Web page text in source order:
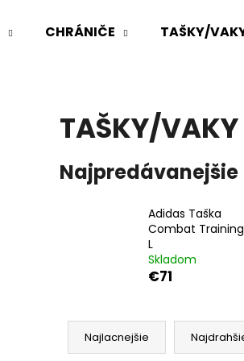
CHRÁNIČE TAŠKY/
TAŠKY/VAKY
Najpredávanejšie
Adidas Taška
Combat Training
L
Skladom
€71
R
Najlacnejšie
Odporúčame